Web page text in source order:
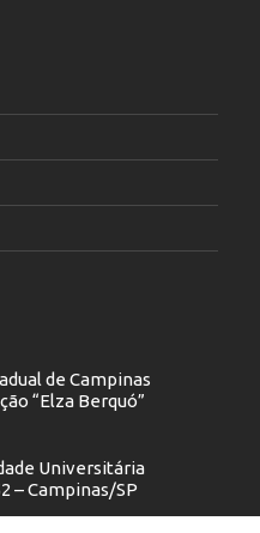
de Campinas
“Elza Berquó”
Universitária
– Campinas/SP